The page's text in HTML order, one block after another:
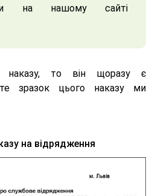
на нашому сайті
то він щоразу є
зразок цього наказу ми
на відрядження